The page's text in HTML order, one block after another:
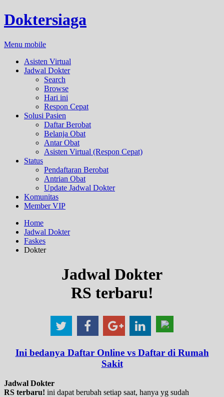
Doktersiaga
Menu mobile
Asisten Virtual
Jadwal Dokter
Search
Browse
Hari ini
Respon Cepat
Solusi Pasien
Daftar Berobat
Belanja Obat
Antar Obat
Asisten Virtual (Respon Cepat)
Status
Pendaftaran Berobat
Antrian Obat
Update Jadwal Dokter
Komunitas
Member VIP
Home
Jadwal Dokter
Faskes
Dokter
Jadwal Dokter
RS terbaru!
Ini bedanya Daftar Online vs Daftar di Rumah
Sakit
Jadwal Dokter
RS terbaru! ini dapat berubah setiap saat, hanya yg sudah